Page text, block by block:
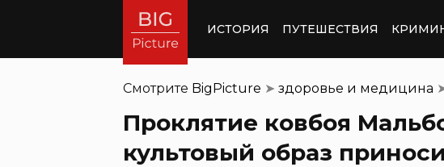
ИСТОРИЯ ПУТЕШЕСТВИЯ
Смотрите BigPicture ➤ здоровье и медицина
Проклятие ковбоя
культовый образ